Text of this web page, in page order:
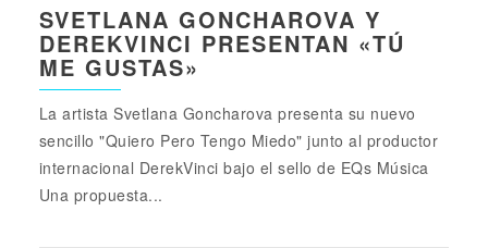
SVETLANA GONCHAROVA Y
DEREKVINCI PRESENTAN «TÚ
ME GUSTAS»
La artista Svetlana Goncharova presenta su nuevo
sencillo "Quiero Pero Tengo Miedo" junto al productor
internacional DerekVinci bajo el sello de EQs Música
Una propuesta...